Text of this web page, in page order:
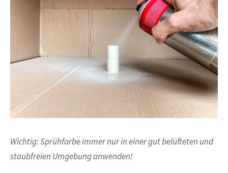
Wichtig: Sprühfarbe immer nur in einer gut belüfteten und
staubfreien Umgebung anwenden!